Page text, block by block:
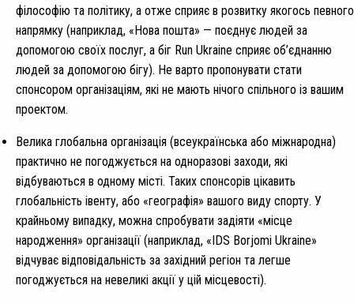
філософію та політику, а отже сприяє в розвитку якогось певного
напрямку (наприклад, «Нова пошта» — поєднує людей за
допомогою своїх послуг, а біг Run Ukrainе сприяє об’єднанню
людей за допомогою бігу). Не варто пропонувати стати
спонсором організаціям, які не мають нічого спільного із вашим
проектом.
Велика глобальна організація (всеукраїнська або міжнародна)
практично не погоджується на одноразові заходи, які
відбуваються в одному місті. Таких спонсорів цікавить
глобальність івенту, або «географія» вашого виду спорту. У
крайньому випадку, можна спробувати задіяти «місце
народження» організації (наприклад, «IDS Borjomi Ukraine»
відчуває відповідальність за західний регіон та легше
погоджується на невеликі акції у цій місцевості).